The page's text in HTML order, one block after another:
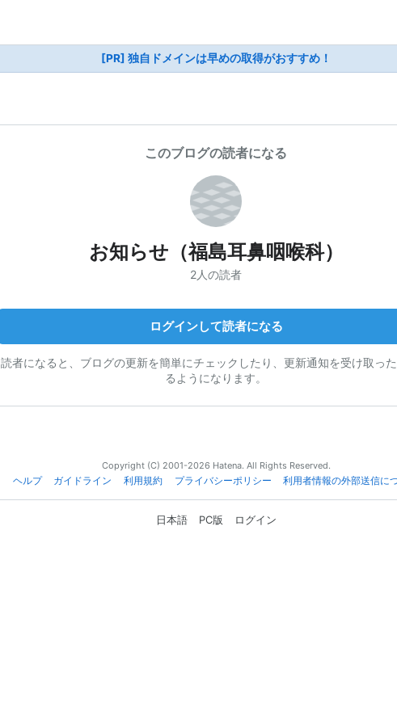
[PR] 独自ドメインは早めの取得がおすすめ！
このブログの読者になる
お知らせ（福島耳鼻咽喉科）
2人の読者
ログインして読者になる
読者になると、ブログの更新を簡単にチェックしたり、更新通知を受け取っ
るようになります。
Copyright (C) 2001-2026 Hatena. All Rights Reserved.
ヘルプ
ガイドライン 利用規約 プライバシーポリシー 利用者情報の外部送信に
日本語 PC版 ログイン